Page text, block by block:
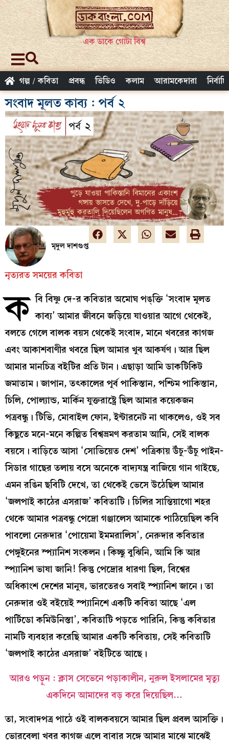
এক ডাকে গোটা বিশ্ব
গল্প / কবিতা প্রবন্ধ ভিডিও কলাম আরামকেদারা
সংবাদ মূলত কাব‍্য : পর্ব ২
মৃদুল দাশগুপ্ত
নৃত্যরত সময়ের কবিতা
ক বি বিষ্ণু দে-র কবিতার অমোঘ পঙ্‌ক্তি ‘সংবাদ মূলত
কাব‍্য’ আমার জীবনে জড়িয়ে যাওয়ার আগে থেকেই,
বলতে গেলে বালক বয়স থেকেই সংবাদ, মানে খবরের কাগজ
এবং আকাশবাণীর খবরে ছিল আমার খুব আকর্ষণ। আর ছিল
আমার মানচিত্র বইটির প্রতি টান। এছাড়া আমি ডাকটিকিট
জমাতাম। জাপান, তৎকালের পূর্ব পাকিস্তান, পশ্চিম পাকিস্তান,
চিলি, পোল‍্যান্ড, মার্কিন যুক্তরাষ্ট্রে ছিল আমার কয়েকজন
পত্রবন্ধু। টিভি, মোবাইল ফোন, ইন্টারনেট না থাকলেও, ওই সব
কিছুতে মনে-মনে কল্পিত বিশ্বভ্রমণ করতাম আমি, সেই বালক
বয়সে। বাড়িতে আসা ‘সোভিয়েত দেশ’ পত্রিকায় উঁচু-উঁচু পাইন-
সিডার গাছের তলায় বসে অনেকে বাদ‍্যযন্ত্র বাজিয়ে গান গাইছে,
এমন রঙিন ছবিটি দেখে, তা থেকেই ভেসে উঠেছিল আমার
‘জলপাই কাঠের এসরাজ’ কবিতাটি। চিলির সান্তিয়াগো শহর
থেকে আমার পত্রবন্ধু পেদ্রো গঞ্জালেস আমাকে পাঠিয়েছিল কবি
পাবলো নেরুদার ‘পোয়েমা ইমমরালিস’, নেরুদার কবিতার
পেঙ্গুইনের স্প্যানিশ সংকলন। কিচ্ছু বুঝিনি, আমি কি আর
স্প্যানিশ ভাষা জানি! কিন্তু পেদ্রোর ধারণা ছিল, বিশ্বের
অধিকাংশ দেশের মানুষ, ভারতেরও সবাই স্প‍্যানিশ জানে। তা
নেরুদার ওই বইয়েই স্প‍্যানিশে একটি কবিতা আছে ‘এল
পার্টিডো কমিউনিস্তা’, কবিতাটি পড়তে পারিনি, কিন্তু কবিতার
নামটি ব‍্যবহার করেছি আমার একটি কবিতায়, সেই কবিতাটি
‘জলপাই কাঠের এসরাজ’ বইটিতে আছে।
আরও পড়ুন :ক্লাস সেভেনে পড়াকালীন, নুরুল ইসলামের মৃত্যু
একদিনে আমাদের বড় করে দিয়েছিল…
তা, সংবাদপত্র পাঠে ওই বালকবয়সে আমার ছিল প্রবল আসক্তি।
ভোরবেলা খবর কাগজ এলে বাবার সঙ্গে আমার মাঝে মাঝেই